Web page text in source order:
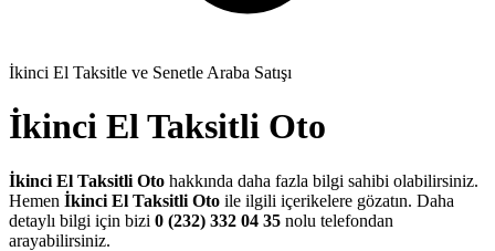
İkinci El Taksitle ve Senetle Araba Satışı
İkinci El Taksitli Oto
İkinci El Taksitli Oto hakkında daha fazla bilgi sahibi olabilirsiniz.
Hemen İkinci El Taksitli Oto ile ilgili içerikelere gözatın. Daha
detaylı bilgi için bizi 0 (232) 332 04 35 nolu telefondan
arayabilirsiniz.